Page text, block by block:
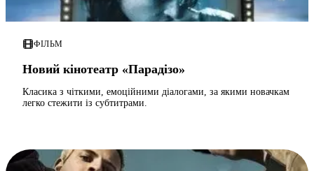
ФІЛЬМ
Новий кінотеатр «Парадізо»
Класика з чіткими, емоційними діалогами, за якими новачкам
легко стежити із субтитрами.